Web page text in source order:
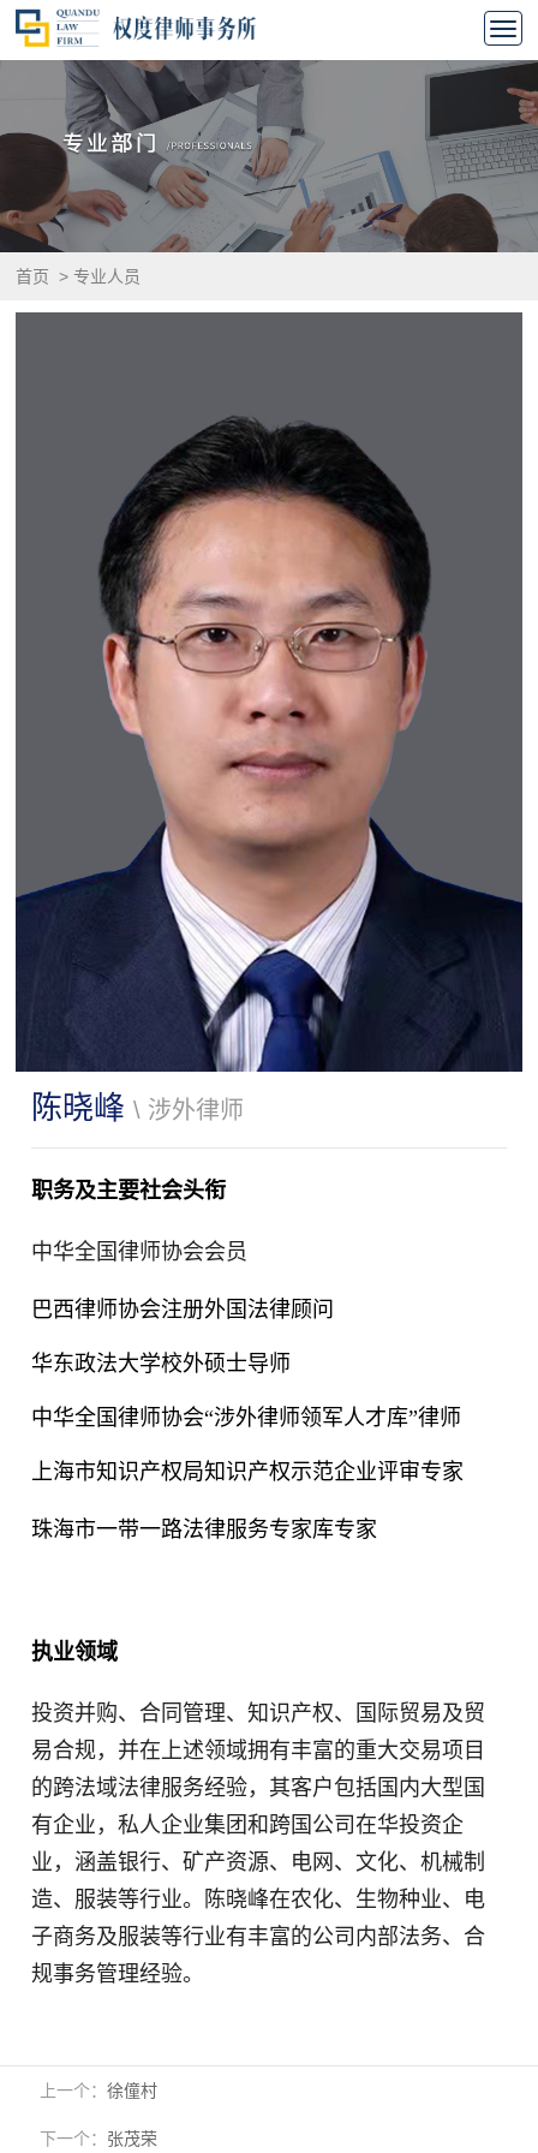
首页 >专业人员
陈晓峰\ 涉外律师
职务及主要社会头衔
中华全国律师协会会员
巴西律师协会注册外国法律顾问
华东政法大学校外硕士导师
中华全国律师协会“涉外律师领军人才库”律师
上海市知识产权局知识产权示范企业评审专家
珠海市一带一路法律服务专家库专家
执业领域
投资并购、合同管理、知识产权、国际贸易及贸
易合规，并在上述领域拥有丰富的重大交易项目
的跨法域法律服务经验，其客户包括国内大型国
有企业，私人企业集团和跨国公司在华投资企
业，涵盖银行、矿产资源、电网、文化、机械制
造、服装等行业。陈晓峰在农化、生物种业、电
子商务及服装等行业有丰富的公司内部法务、合
规事务管理经验。
上一个：徐僮村
下一个： 张茂荣